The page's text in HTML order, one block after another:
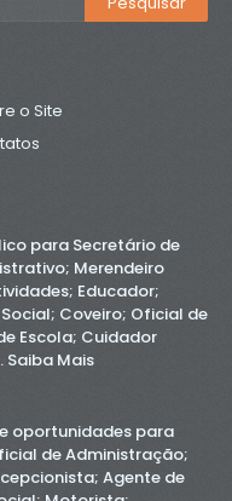
o Site
para Secretário de
Merendeiro
Educador;
Coveiro; Oficial de
Escola; Cuidador
Saiba Mais
oportunidades para
de Administração;
Agente de